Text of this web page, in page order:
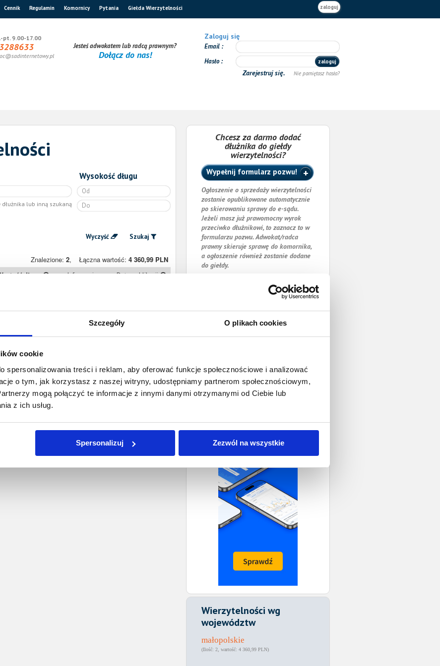
Szczegóły O plikach cookies
cookie
spersonalizowania treści i reklam, aby oferować funkcje społecznościowe i analizować
o tym, jak korzystasz z naszej witryny, udostępniamy partnerom społecznościowym,
mogą połączyć te informacje z innymi danymi otrzymanymi od Ciebie lub
z ich usług.
Spersonalizuj Zezwól na wszystkie
Cennik Regulamin Komornicy Pytania Giełda Wierzytelności zaloguj
pt. 9.00-17.00
Jesteś adwokatem lub radcą prawnym?
Dołącz do nas!
Zaloguj się
Email
Hasło
zaloguj
Zarejestruj się. Nie pamiętasz hasła?
dłużnika lub inną szukaną
Wysokość długu
Wyczyść Szukaj
Znalezione: 2, Łączna wartość: 4 360,99 PLN
długu Informacje Data publikacji
nakaz zapłaty
Chcesz za darmo dodać
dłużnika do giełdy
wierzytelności?
Wypełnij formularz pozwu!
Ogłoszenie o sprzedaży wierzytelności
zostanie opublikowane automatycznie
po skierowaniu sprawy do e-sądu.
Jeżeli masz już prawomocny wyrok
przeciwko dłużnikowi, to zaznacz to w
formularzu pozwu. Adwokat/radca
prawny skieruje sprawę do komornika,
a ogłoszenie również zostanie dodane
do giełdy.
Wierzytelności wg
województw
małopolskie
2 4 360,99 PLN